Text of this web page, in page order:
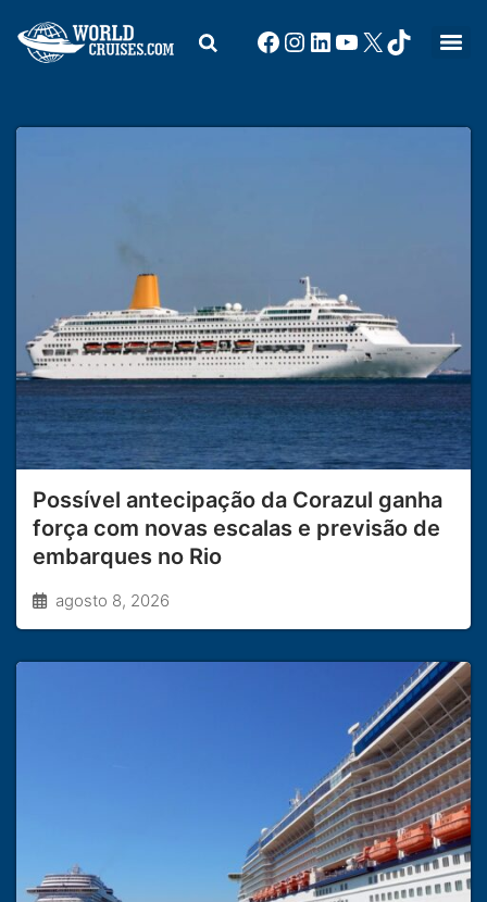
Possível antecipação da Corazul ganha
força com novas escalas e previsão de
embarques no Rio
agosto 8, 2026